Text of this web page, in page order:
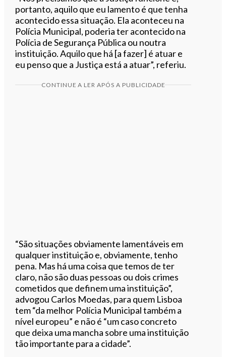
portanto, aquilo que eu lamento é que tenha
acontecido essa situação. Ela aconteceu na
Polícia Municipal, poderia ter acontecido na
Polícia de Segurança Pública ou noutra
instituição. Aquilo que há [a fazer] é atuar e
eu penso que a Justiça está a atuar”, referiu.
CONTINUE A LER APÓS A PUBLICIDADE
“São situações obviamente lamentáveis em
qualquer instituição e, obviamente, tenho
pena. Mas há uma coisa que temos de ter
claro, não são duas pessoas ou dois crimes
cometidos que definem uma instituição”,
advogou Carlos Moedas, para quem Lisboa
tem “da melhor Polícia Municipal também a
nível europeu” e não é “um caso concreto
que deixa uma mancha sobre uma instituição
tão importante para a cidade”.